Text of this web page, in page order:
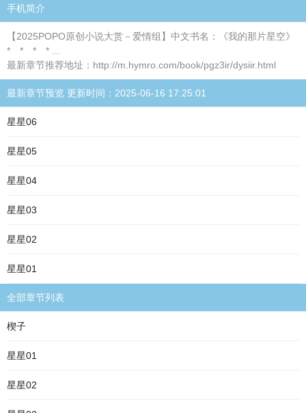
手机简介
【2025POPO原创小说大赏－爱情组】中文书名：《我的那片星空》
* * * * ...
最新章节推荐地址：http://m.hymro.com/book/pgz3ir/dysiir.html
最新章节预览 更新时间：2025-06-16 17:25:01
星星06
星星05
星星04
星星03
星星02
星星01
全部章节列表
楔子
星星01
星星02